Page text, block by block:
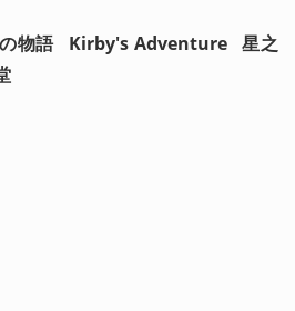
物語   Kirby's Adventure   星之